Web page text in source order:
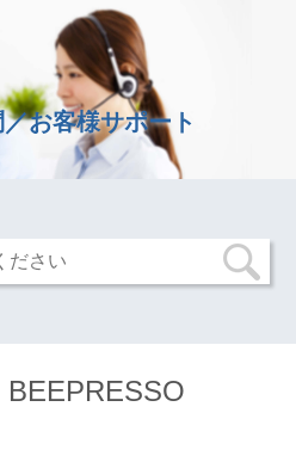
お客様サポート
BEEPRESSO